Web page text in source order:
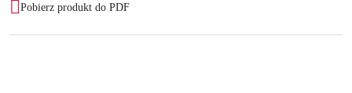
Pobierz produkt do PDF